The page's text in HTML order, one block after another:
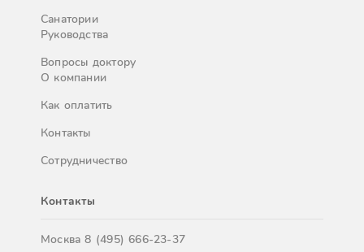
Санатории
Руководства
Вопросы доктору
О компании
Как оплатить
Контакты
Сотрудничество
Контакты
Москва8 (495) 666-23-37